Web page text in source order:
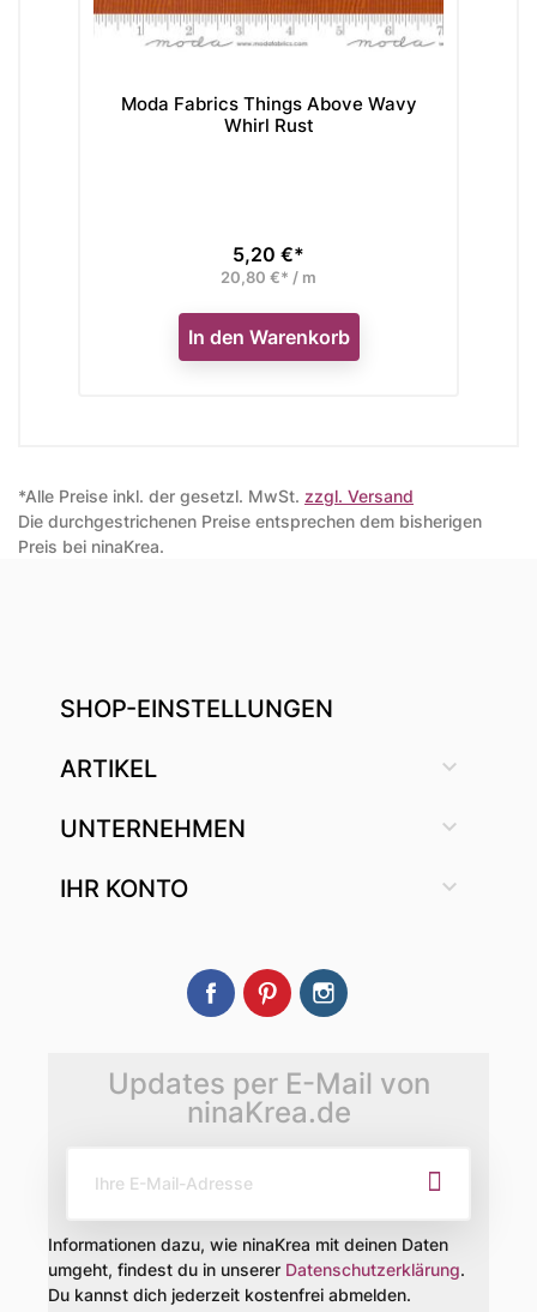
Moda Fabrics Things Above Wavy
Whirl Rust
Preis
5,20 €*
20,80 €* / m
In den Warenkorb
*Alle Preise inkl. der gesetzl. MwSt. zzgl. Versand
Die durchgestrichenen Preise entsprechen dem bisherigen
Preis bei ninaKrea.
SHOP-EINSTELLUNGEN
ARTIKEL 
UNTERNEHMEN 
IHR KONTO 
FacebookPinterest
Updates per E-Mail von
ninaKrea.de
Informationen dazu, wie ninaKrea mit deinen Daten
umgeht, findest du in unserer Datenschutzerklärung.
Du kannst dich jederzeit kostenfrei abmelden.